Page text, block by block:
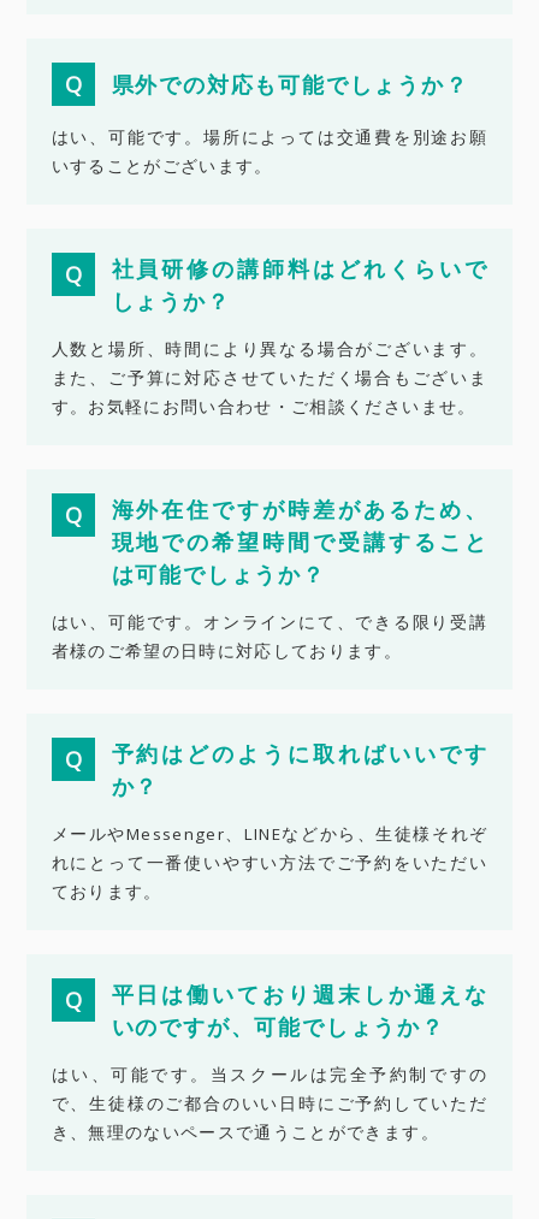
県外での対応も可能でしょうか？
はい、可能です。場所によっては交通費を別途お願
いすることがございます。
社員研修の講師料はどれくらいで
しょうか？
人数と場所、時間により異なる場合がございます。
また、ご予算に対応させていただく場合もございま
す。お気軽にお問い合わせ・ご相談くださいませ。
海外在住ですが時差があるため、
現地での希望時間で受講すること
は可能でしょうか？
はい、可能です。オンラインにて、できる限り受講
者様のご希望の日時に対応しております。
予約はどのように取ればいいです
か？
メールやMessenger、LINEなどから、生徒様それぞ
れにとって一番使いやすい方法でご予約をいただい
ております。
平日は働いており週末しか通えな
いのですが、可能でしょうか？
はい、可能です。当スクールは完全予約制ですの
で、生徒様のご都合のいい日時にご予約していただ
き、無理のないペースで通うことができます。